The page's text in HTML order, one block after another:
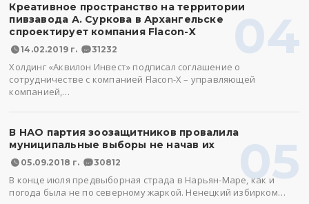
04
Креативное пространство на территории
пивзавода А. Суркова в Архангельске
спроектирует компания Flacon-X
14.02.2019 г. 31232
Холдинг «Аквилон Инвест» подписал соглашение о
сотрудничестве с компанией Flacon-X – управляющей
компанией,…
05
В НАО партия зоозащитников провалила
муниципальные выборы не начав их
05.09.2018 г. 30812
В конце июля предвыборная страда в Нарьян-Маре, как и
погода была не по северному жаркой. Ненецкий избирком…